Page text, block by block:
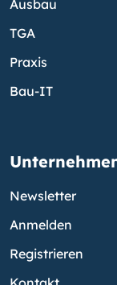
Ausbau
TGA
Praxis
Bau-IT
Newsletter
Anmelden
Registrieren